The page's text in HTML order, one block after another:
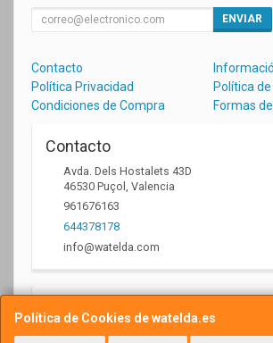
Política de Cookies de watelda.es
ENVIAR
Contacto
Política Privacidad
Política
Condiciones de Compra
Formas
Contacto
Avda. Dels Hostalets 43D
46530 Puçol Valencia
961676163
644378178
info@watelda.com